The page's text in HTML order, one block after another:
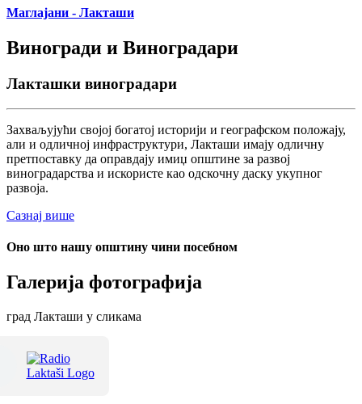
Маглајани - Лакташи
Виногради и Виноградари
Лакташки виноградари
Захваљујући својој богатој историји и географском положају,
али и одличној инфраструктури, Лакташи имају одличну
претпоставку да оправдају имиџ општине за развој
виноградарства и искористе као одскочну даску укупног
развоја.
Сазнај више
Оно што нашу општину чини посебном
Галерија фотографија
град Лакташи у сликама
Терме Лакташи